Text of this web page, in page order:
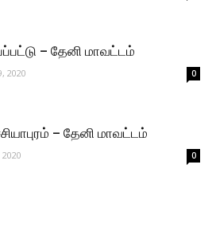
– தேனி மாவட்டம்
2020 0
– தேனி மாவட்டம்
0